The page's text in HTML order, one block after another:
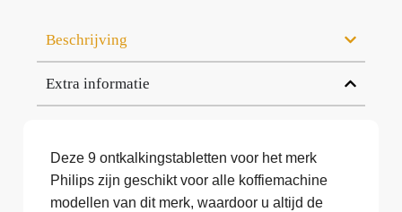
Beschrijving
Extra informatie
Deze 9 ontkalkingstabletten voor het merk
Philips zijn geschikt voor alle koffiemachine
modellen van dit merk, waardoor u altijd de